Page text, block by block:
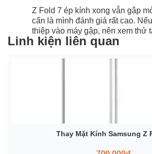
Z Fold 7 ép kính xong vẫn gập
cấn là mình đánh giá rất cao.
thiệp vào máy gập, nên xem thử
Linh kiện liên quan
Thay Mặt Kính Samsung Z